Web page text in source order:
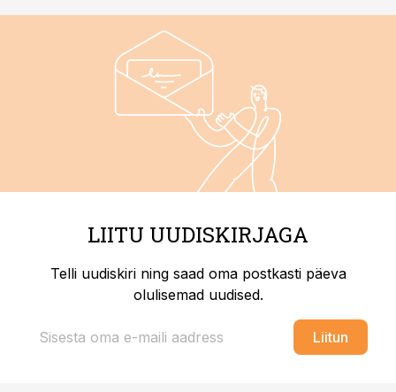
LIITU UUDISKIRJAGA
Telli uudiskiri ning saad oma postkasti päeva
olulisemad uudised.
Liitun